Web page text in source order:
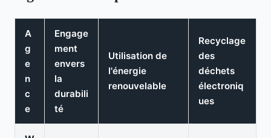
A
g
e
n
c
e
Engage
ment
envers
la
durabili
té
Utilisation de
l'énergie
renouvelable
Recyclage
des
déchets
électroniq
ues